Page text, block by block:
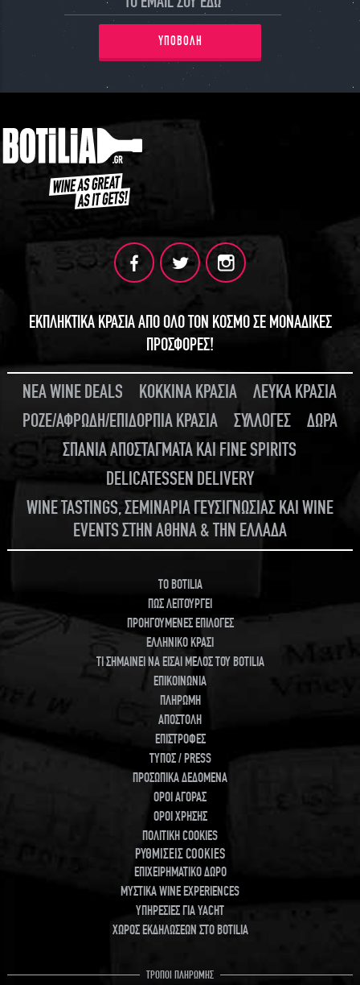
ΥΠΟΒΟΛΗ
ΕΚΠΛΗΚΤΙΚΑ ΚΡΑΣΙΑ ΑΠΟ ΟΛΟ ΤΟΝ ΚΟΣΜΟ ΣΕ ΜΟΝΑΔΙΚΕΣ
ΠΡΟΣΦΟΡΕΣ!
ΝΕΑ WINE DEALS ΚΟΚΚΙΝΑ ΚΡΑΣΙΑ
ΛΕΥΚΑ ΚΡΑΣΙΑ
ΡΟΖΕ/ΑΦΡΩΔΗ/ΕΠΙΔΟΡΠΙΑ ΚΡΑΣΙΑ
ΣΥΛΛΟΓΕΣ
ΔΩΡΑ
ΣΠΑΝΙΑ ΑΠΟΣΤΑΓΜΑΤΑ ΚΑΙ FINE SPIRITS
DELICATESSEN DELIVERY
WINE TASTINGS, ΣΕΜΙΝΑΡΙΑ ΓΕΥΣΙΓΝΩΣΙΑΣ ΚΑΙ WINE
EVENTS ΣΤΗΝ ΑΘΗΝΑ & ΤΗΝ ΕΛΛΑΔΑ
TO BOTILIA
ΠΩΣ ΛΕΙΤΟΥΡΓΕΙ
ΠΡΟΗΓΟΥΜΕΝΕΣ ΕΠΙΛΟΓΕΣ
ΕΛΛΗΝΙΚΟ ΚΡΑΣΙ
ΤΙ ΣΗΜΑΙΝΕΙ ΝΑ ΕΙΣΑΙ ΜΕΛΟΣ ΤΟΥ BOTILIA
ΕΠΙΚΟΙΝΩΝΙΑ
ΠΛΗΡΩΜΗ
ΑΠΟΣΤΟΛΗ
ΕΠΙΣΤΡΟΦΕΣ
ΤΥΠΟΣ / PRESS
ΠΡΟΣΩΠΙΚΑ ΔΕΔΟΜΕΝΑ
ΟΡΟΙ ΑΓΟΡΑΣ
ΟΡΟΙ ΧΡΗΣΗΣ
ΠΟΛΙΤΙΚΗ COOKIES
ΡΥΘΜΙΣΕΙΣ COOKIES
ΕΠΙΧΕΙΡΗΜΑΤΙΚΟ ΔΩΡΟ
ΜΥΣΤΙΚΑ WINE EXPERIENCES
ΥΠΗΡΕΣΙΕΣ ΓΙΑ YACHT
ΧΩΡΟΣ ΕΚΔΗΛΩΣΕΩΝ ΣΤΟ BOTILIA
ΤΡΟΠΟΙ ΠΛΗΡΩΜΗΣ